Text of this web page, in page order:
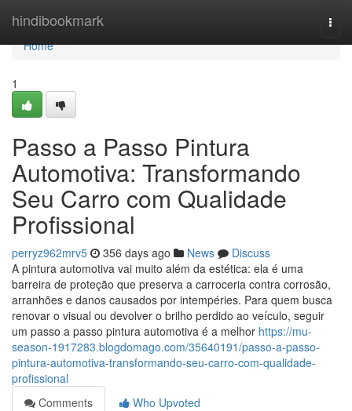
hindibookmark
Home
Home
1
Passo a Passo Pintura
Automotiva: Transformando
Seu Carro com Qualidade
Profissional
perryz962mrv5 356 days ago News
Discuss
A pintura automotiva vai muito além da estética: ela é uma
barreira de proteção que preserva a carroceria contra corrosão,
arranhões e danos causados por intempéries. Para quem busca
renovar o visual ou devolver o brilho perdido ao veículo, seguir
um passo a passo pintura automotiva é a melhor https://mu-
season-1917283.blogdomago.com/35640191/passo-a-passo-
pintura-automotiva-transformando-seu-carro-com-qualidade-
profissional
Comments
Who Upvoted